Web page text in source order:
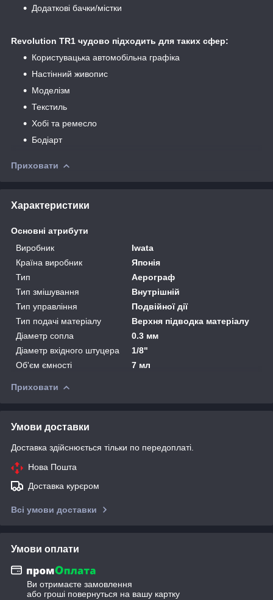
Додаткові бачки/містки
Revolution TR1 чудово підходить для таких сфер:
Користувацька автомобільна графіка
Настінний живопис
Моделізм
Текстиль
Хобі та ремесло
Бодіарт
Приховати
Характеристики
Основні атрибути
Виробник
Iwata
Країна виробник
Японія
Тип
Аерограф
Тип змішування
Внутрішній
Тип управління
Подвійної дії
Тип подачі матеріалу
Верхня підводка матеріалу
Діаметр сопла
0.3 мм
Діаметр вхідного штуцера
1/8"
Об'єм ємності
7 мл
Приховати
Умови доставки
Доставка здійснюється тільки по передоплаті.
Нова Пошта
Доставка курєром
Всі умови доставки
Умови оплати
Ви отримаєте замовлення
або гроші повернуться на вашу картку